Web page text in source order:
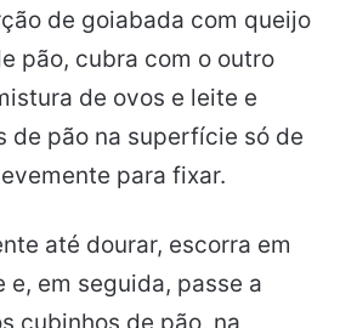
de goiabada com queijo
pão, cubra com o outro
de ovos e leite e
de pão na superfície só de
para fixar.
até dourar, escorra em
em seguida, passe a
cubinhos de pão, na